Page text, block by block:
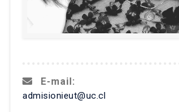
E-mail:
admisionieut@uc.cl